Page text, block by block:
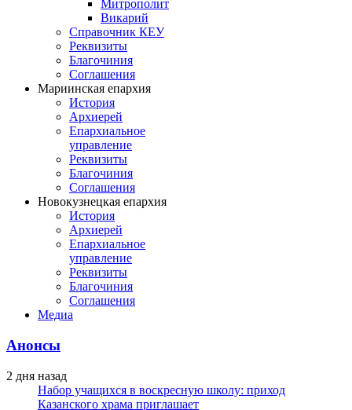
Митрополит
Викарий
Справочник КЕУ
Реквизиты
Благочиния
Соглашения
Мариинская епархия
История
Архиерей
Епархиальное
управление
Реквизиты
Благочиния
Соглашения
Новокузнецкая епархия
История
Архиерей
Епархиальное
управление
Реквизиты
Благочиния
Соглашения
Медиа
Анонсы
2 дня назад
Набор учащихся в воскресную школу: приход
Казанского храма приглашает